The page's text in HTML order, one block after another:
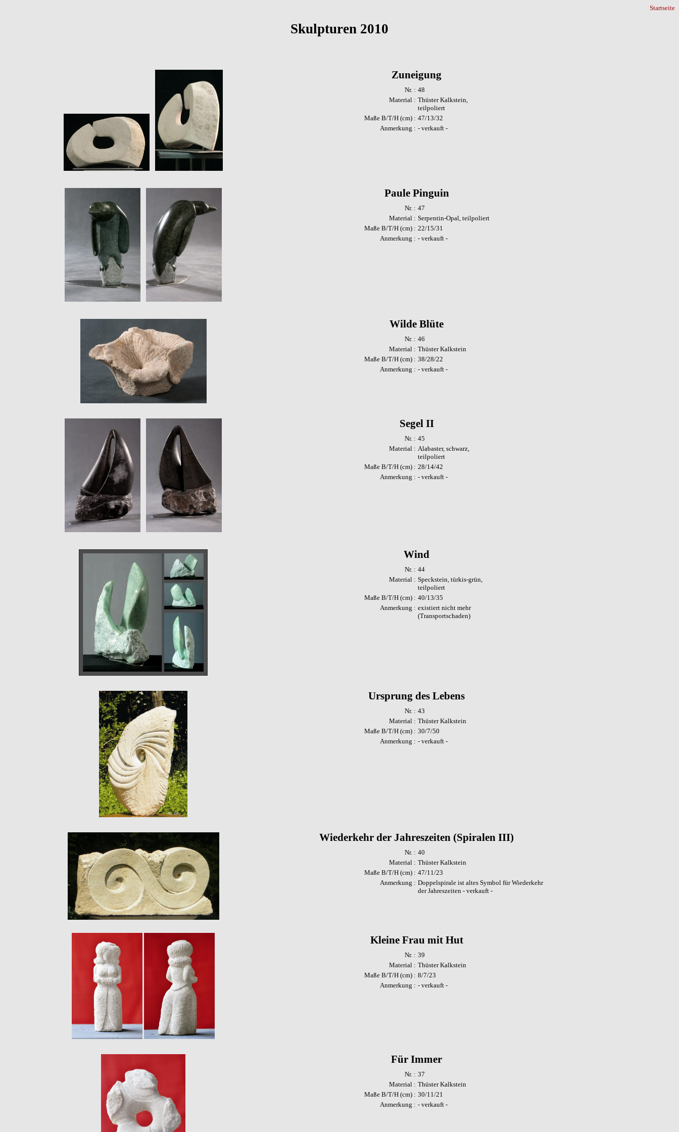
Startseite
Skulpturen 2010
Zuneigung
Nr. : 48
Material : Thüster Kalkstein,
teilpoliert
Maße B/T/H (cm) : 47/13/32
Anmerkung : - verkauft -
Paule Pinguin
Nr. : 47
Material : Serpentin-Opal, teilpoliert
Maße B/T/H (cm) : 22/15/31
Anmerkung : - verkauft -
Wilde Blüte
Nr. : 46
Material : Thüster Kalkstein
Maße B/T/H (cm) : 38/28/22
Anmerkung : - verkauft -
Segel II
Nr. : 45
Material : Alabaster, schwarz,
teilpoliert
Maße B/T/H (cm) : 28/14/42
Anmerkung : - verkauft -
Wind
Nr. : 44
Material : Speckstein, türkis-grün,
teilpoliert
Maße B/T/H (cm) : 40/13/35
Anmerkung : existiert nicht mehr
(Transportschaden)
Ursprung des Lebens
Nr. : 43
Material : Thüster Kalkstein
Maße B/T/H (cm) : 30/7/50
Anmerkung : - verkauft -
Wiederkehr der Jahreszeiten (Spiralen III)
Nr. : 40
Material : Thüster Kalkstein
Maße B/T/H (cm) : 47/11/23
Anmerkung : Doppelspirale ist altes Symbol für Wiederkehr
der Jahreszeiten - verkauft -
Kleine Frau mit Hut
Nr. : 39
Material : Thüster Kalkstein
Maße B/T/H (cm) : 8/7/23
Anmerkung : - verkauft -
Für Immer
Nr. : 37
Material : Thüster Kalkstein
Maße B/T/H (cm) : 30/11/21
Anmerkung : - verkauft -